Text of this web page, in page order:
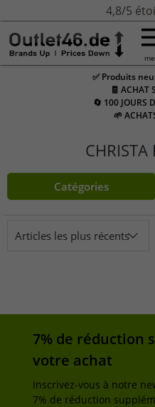
4,8/5
✅ Produits
🧾 ACHAT
🔄 100 JOURS
🌱
CHRISTA
Catégories
Articles les plus récents
7% de réduction
votre achat
Inscrivez-vous à notre
7% de réduction